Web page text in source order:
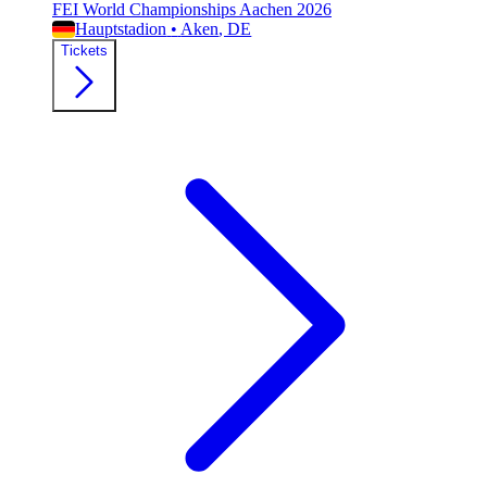
FEI World Championships Aachen 2026
Hauptstadion • Aken, DE
Tickets